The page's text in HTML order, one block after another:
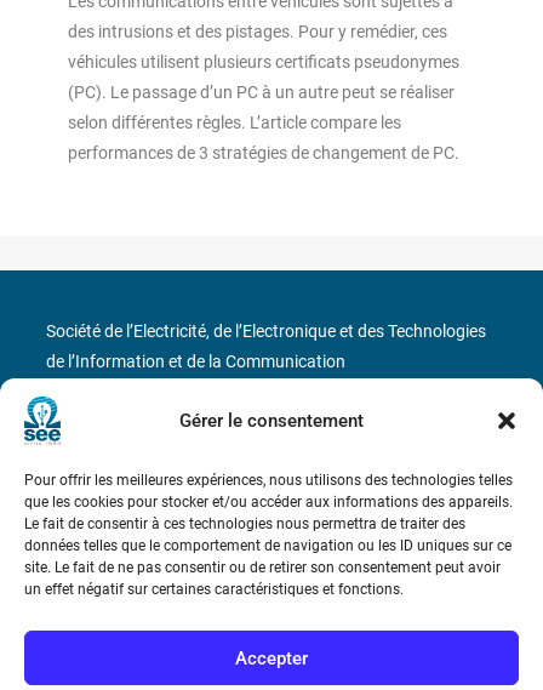
Gérer le consentement
Pour offrir les meilleures expériences, nous utilisons des technologies telles
que les cookies pour stocker et/ou accéder aux informations des appareils.
Le fait de consentir à ces technologies nous permettra de traiter des
données telles que le comportement de navigation ou les ID uniques sur ce
site. Le fait de ne pas consentir ou de retirer son consentement peut avoir
un effet négatif sur certaines caractéristiques et fonctions.
Accepter
des intrusions et des pistages. Pour y remédier, ces
véhicules utilisent plusieurs certificats pseudonymes
(PC). Le passage d’un PC à un autre peut se réaliser
selon différentes règles. L’article compare les
performances de 3 stratégies de changement de PC.
Bicentenaire des découvertes d’André-
Société de l’Electricité, de l’Electronique et des Technologies
de l’Information et de la Communication
17 rue de l’Amiral Hamelin 75116 Paris
Métro : « Boissière » Ligne 6 et « Iéna » Ligne 9
Téléphone : (+33) 1 56 90 37 17
N° de SIREN : 785 393 232, Code APE : 9412Z TVA intra-